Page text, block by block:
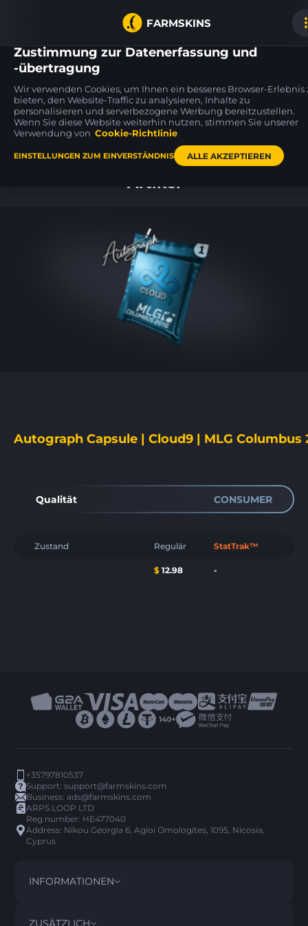
FARMSKINS
25
M4A1-S
Wash me plz WW 1
Desert Eagle
Blue Ply WW
Artikel
Autograph Capsule | Cloud9 | MLG Columbus
Qualität CONSUMER
Zustand Regulär StatTrak™
$ 12.98 -
+35797810537
Support:support@farmskins.com
Business:ads@farmskins.com
ARPS LOOP LTD
Reg.number: HE477040
Address: Nikou Georgia 6, Agioi Omologites, 1095, Nicosia,
Cyprus
INFORMATIONEN
BEDINGUNGEN
ZUSÄTZLICH
Zustimmung zur Datenerfassung und
-übertragung
Wir verwenden Cookies, um Ihnen ein besseres Browser-Erlebnis
bieten, den Website-Traffic zu analysieren, Inhalte zu
personalisieren und serverbezogene Werbung bereitzustellen.
Wenn Sie diese Website weiterhin nutzen, stimmen Sie unserer
Verwendung von Cookie-Richtlinie
EINSTELLUNGEN ZUM EINVERSTÄNDNIS ALLE AKZEPTIEREN